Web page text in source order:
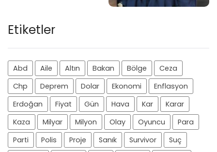
Etiketler
Abd Aile Altın Bakan Bölge
Ceza
Chp
Deprem Dolar Ekonomi
Enflasyon
Erdoğan
Fiyat Gün Hava Kar
Karar
Kaza
Milyar Milyon Olay Oyuncu
Para
Parti
Polis Proje Sanık Survivor
Suç